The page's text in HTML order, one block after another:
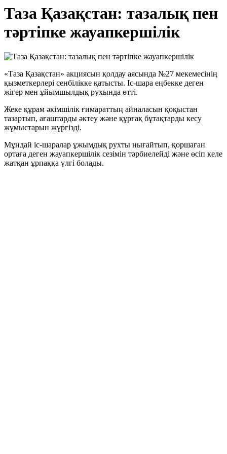
Таза Қазақстан: тазалық пен
тәртіпке жауапкершілік
«Таза Қазақстан» акциясын қолдау аясында №27 мекемесінің
қызметкерлері сенбілікке қатысты. Іс-шара еңбекке деген
жігер мен ұйымшылдық рухында өтті.
Жеке құрам әкімшілік ғимараттың айналасын қоқыстан
тазартып, ағаштарды әктеу және құрғақ бұтақтарды кесу
жұмыстарын жүргізді.
Мұндай іс-шаралар ұжымдық рухты нығайтып, қоршаған
ортаға деген жауапкершілік сезімін тәрбиелейді және өсіп келе
жатқан ұрпаққа үлгі болады.